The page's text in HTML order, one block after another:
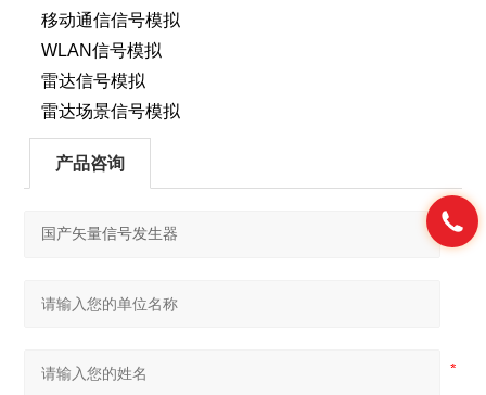
移动通信信号模拟
WLAN信号模拟
雷达信号模拟
雷达场景信号模拟
产品咨询